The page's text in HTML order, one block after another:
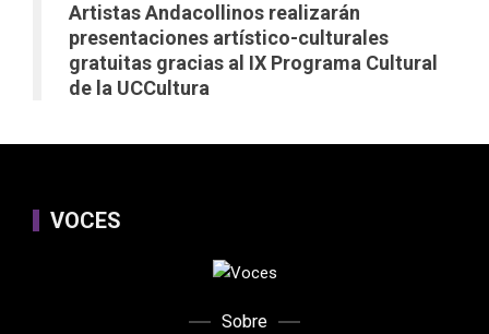
Artistas Andacollinos realizarán
presentaciones artístico-culturales
gratuitas gracias al IX Programa Cultural
de la UCCultura
VOCES
Sobre